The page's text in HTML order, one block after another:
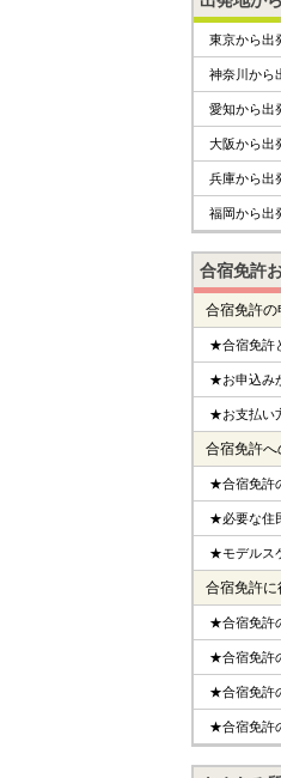
東京から出
神奈川から
愛知から出
大阪から出
兵庫から出
福岡から出
合宿免許
合宿免許の
★合宿免許
★お申込み
★お支払い
合宿免許へ
★合宿免許
★必要な住
★モデルス
合宿免許に
★合宿免許
★合宿免許
★合宿免許
★合宿免許